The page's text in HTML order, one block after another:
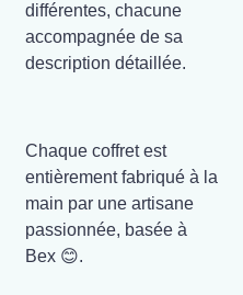
différentes, chacune
accompagnée de sa
description détaillée.
Chaque coffret est
entièrement fabriqué à la
main par une artisane
passionnée, basée à
Bex 😊.